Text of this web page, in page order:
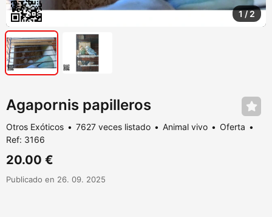
1/2
Agapornis papilleros
Otros Exóticos 7627 veces listado Animal vivo
Oferta
Ref: 3166
20.00 €
Publicado en 26. 09. 2025